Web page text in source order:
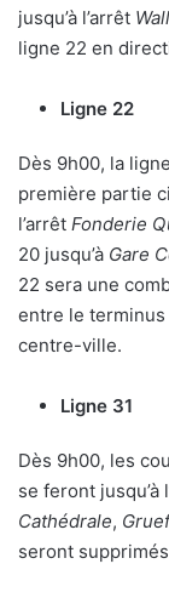
jusqu’à l’arrêt
ligne 22 en
Ligne 22
Dès 9h00, la
première partie
l’arrêt Fonderie
20 jusqu’à Gare
22 sera une
entre le terminus
centre-ville.
Ligne 31
Dès 9h00, les
se feront jusqu’à
Cathédrale, Gruef
seront